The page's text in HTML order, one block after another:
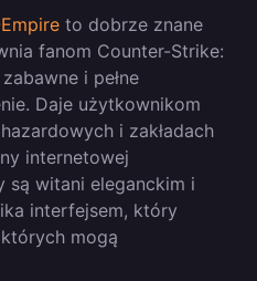
to dobrze znane
fanom Counter-Strike:
i pełne
Daje użytkownikom
i zakładach
internetowej
są witani eleganckim i
interfejsem, który
mogą